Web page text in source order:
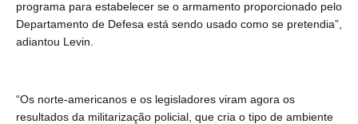
programa para estabelecer se o armamento proporcionado pelo
Departamento de Defesa está sendo usado como se pretendia”,
adiantou Levin.
“Os norte-americanos e os legisladores viram agora os
resultados da militarização policial, que cria o tipo de ambiente